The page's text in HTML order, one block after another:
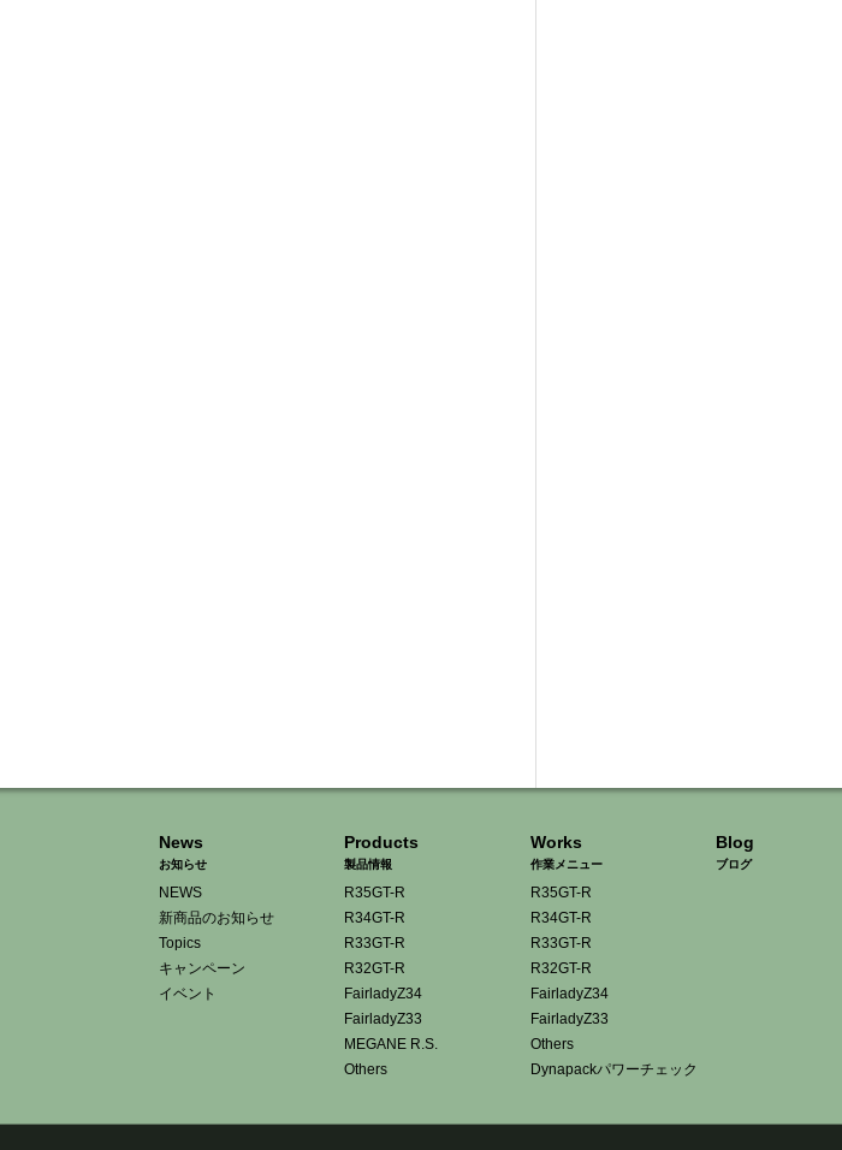
News
お知らせ
NEWS
新商品のお知らせ
Topics
キャンペーン
イベント
Products
製品情報
R35GT-R
R34GT-R
R33GT-R
R32GT-R
FairladyZ34
FairladyZ33
MEGANE R.S.
Others
Works
作業メニュー
R35GT-R
R34GT-R
R33GT-R
R32GT-R
FairladyZ34
FairladyZ33
Others
Dynapackパワーチェック
Blog
ブログ